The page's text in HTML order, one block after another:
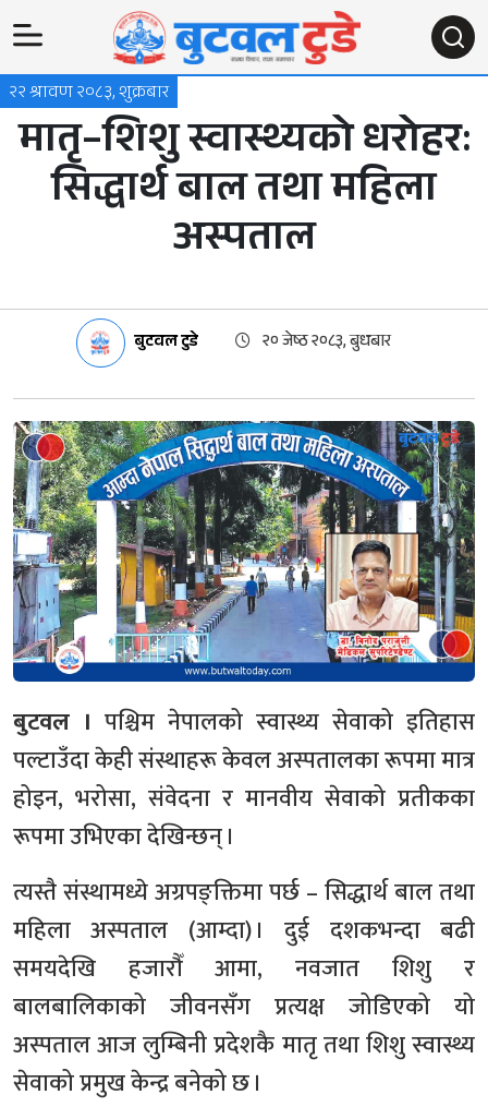
२२ श्रावण २०८३, शुक्रबार
मातृ–शिशु स्वास्थ्यको धरोहर:
सिद्धार्थ बाल तथा महिला
अस्पताल
बुटवल टुडे २० जेष्ठ २०८३, बुधबार
बुटवल । पश्चिम नेपालको स्वास्थ्य सेवाको इतिहास
पल्टाउँदा केही संस्थाहरू केवल अस्पतालका रूपमा मात्र
होइन, भरोसा, संवेदना र मानवीय सेवाको प्रतीकका
रूपमा उभिएका देखिन्छन् ।
त्यस्तै संस्थामध्ये अग्रपङ्क्तिमा पर्छ – सिद्धार्थ बाल तथा
महिला अस्पताल (आम्दा) । दुई दशकभन्दा बढी
समयदेखि हजारौँ आमा, नवजात शिशु र
बालबालिकाको जीवनसँग प्रत्यक्ष जोडिएको यो
अस्पताल आज लुम्बिनी प्रदेशकै मातृ तथा शिशु स्वास्थ्य
सेवाको प्रमुख केन्द्र बनेको छ ।